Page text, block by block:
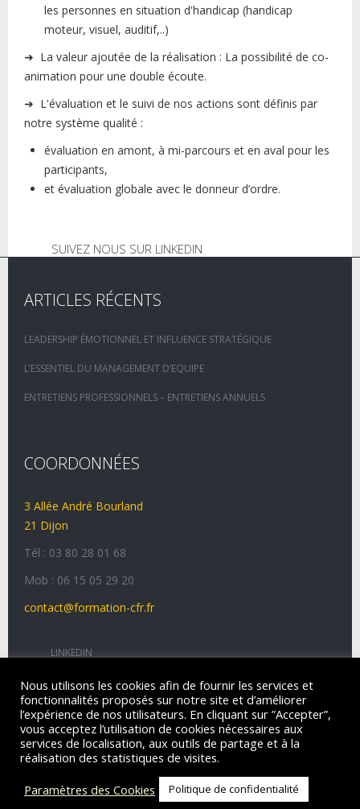
les personnes en situation d'handicap (handicap
moteur, visuel, auditif,..)
➜ La valeur ajoutée de la réalisation : La possibilité de co-
animation pour une double écoute.
➜ L'évaluation et le suivi de nos actions sont définis par
notre système qualité :
évaluation en amont, à mi-parcours et en aval pour les
participants,
et évaluation globale avec le donneur d’ordre.
SUIVEZ NOUS SUR LINKEDIN
ARTICLES RÉCENTS
LEADERSHIP ÉMOTIONNEL ET INFLUENCE STRATÉGIQUE
L’ESSENTIEL DU MANAGEMENT D’EQUIPE
ENTRETIENS PROFESSIONNELS – ENTRETIENS ANNUELS
COORDONNÉES
3 Allée André Bourland
21 Dijon
Tél : 03 80 28 01 68
Mob : 06 15 05 29 20
contact@formation-cfr.fr
LINKEDIN
CFR© 2026 |Mentions légales
SitedéveloppéparLOGOMOTION, agence numérique
éco-responsable.
Nous utilisons les cookies afin de fournir les services et
fonctionnalités proposés sur notre site et d’améliorer
l’expérience de nos utilisateurs. En cliquant sur ”Accepter”,
vous acceptez l’utilisation de cookies nécessaires aux
services de localisation, aux outils de partage et à la
réalisation des statistiques de visites.
Paramètres des Cookies
Politique de confidentialité